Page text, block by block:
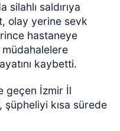
silahlı saldırıya
olay yerine sevk
hastaneye
müdahalelere
kaybetti.
geçen İzmir İl
kısa sürede